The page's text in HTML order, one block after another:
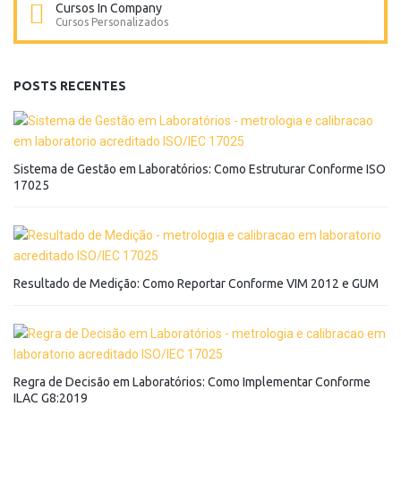
Cursos In Company
Cursos Personalizados
POSTS RECENTES
Sistema de Gestão em Laboratórios: Como Estruturar Conforme ISO
17025
Resultado de Medição: Como Reportar Conforme VIM 2012 e GUM
Regra de Decisão em Laboratórios: Como Implementar Conforme
ILAC G8:2019